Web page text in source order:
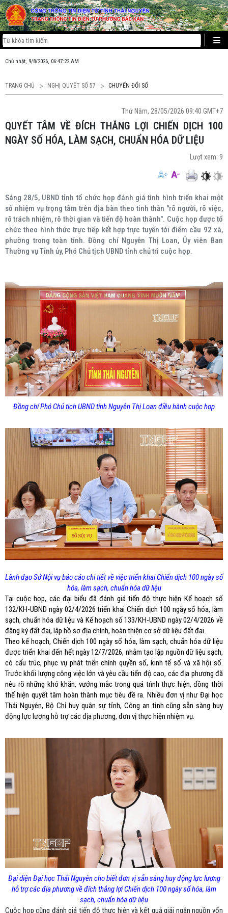
Chủ nhật, 9/8/2026, 06:47:22 AM
TRANG CHỦ NGHỊ QUYẾT SỐ 57 CHUYỂN ĐỔI SỐ
Thứ Năm, 28/05/2026 09:40 GMT+7
QUYẾT TÂM VỀ ĐÍCH THẮNG LỢI CHIẾN DỊCH 100
NGÀY SỐ HÓA, LÀM SẠCH, CHUẨN HÓA DỮ LIỆU
Lượt xem: 9
Sáng 28/5, UBND tỉnh tổ chức họp đánh giá tình hình triển khai một
số nhiệm vụ trọng tâm trên địa bàn theo tinh thần "rõ người, rõ việc,
rõ trách nhiệm, rõ thời gian và tiến độ hoàn thành". Cuộc họp được tổ
chức theo hình thức trực tiếp kết hợp trực tuyến tới điểm cầu 92 xã,
phường trong toàn tỉnh. Đồng chí Nguyễn Thị Loan, Ủy viên Ban
Thường vụ Tỉnh ủy, Phó Chủ tịch UBND tỉnh chủ trì cuộc họp.
Đồng chí Phó Chủ tịch UBND tỉnh Nguyễn Thị Loan điều hành cuộc họp
Lãnh đạo Sở Nội vụ báo cáo chi tiết về việc triển khai Chiến dịch 100 ngày số
hóa, làm sạch, chuẩn hóa dữ liệu
Tại cuộc họp, các đại biểu đã đánh giá tiến độ thực hiện Kế hoạch số
132/KH-UBND ngày 02/4/2026 triển khai Chiến dịch 100 ngày số hóa, làm
sạch, chuẩn hóa dữ liệu và Kế hoạch số 133/KH-UBND ngày 02/4/2026 về
đăng ký đất đai, lập hồ sơ địa chính, hoàn thiện cơ sở dữ liệu đất đai.
Theo kế hoạch, Chiến dịch 100 ngày số hóa, làm sạch, chuẩn hóa dữ liệu
được triển khai đến hết ngày 12/7/2026, nhằm tạo lập nguồn dữ liệu sạch,
có cấu trúc, phục vụ phát triển chính quyền số, kinh tế số và xã hội số.
Trước khối lượng công việc lớn và yêu cầu tiến độ cao, các địa phương đã
nêu rõ những khó khăn, vướng mắc trong quá trình thực hiện, đồng thời
thể hiện quyết tâm hoàn thành mục tiêu đề ra. Nhiều đơn vị như Đại học
Thái Nguyên, Bộ Chỉ huy quân sự tỉnh, Công an tỉnh cũng sẵn sàng huy
động lực lượng hỗ trợ các địa phương, đơn vị thực hiện nhiệm vụ.
Đại diện Đại học Thái Nguyên cho biết đơn vị sẵn sàng huy động lực lượng
hỗ trợ các địa phương về đích thắng lợi Chiến dịch 100 ngày số hóa, làm
sạch, chuẩn hóa dữ liệu
Cuộc họp cũng đánh giá tiến độ thực hiện và kết quả giải ngân nguồn vốn